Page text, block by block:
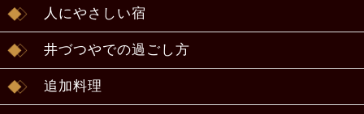
人にやさしい宿
井づつやでの過ごし方
追加料理